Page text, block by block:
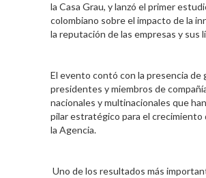
la Casa Grau, y lanzó el primer
colombiano sobre el impacto de la
la reputación de las empresas y sus
El evento contó con la presencia de
presidentes y miembros de
nacionales y multinacionales que
pilar estratégico para el crecimiento
la Agencia.
Uno de los resultados más